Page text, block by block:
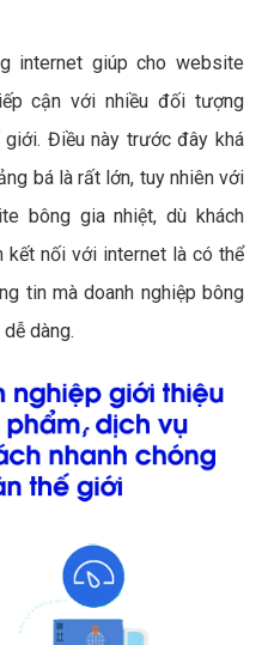
internet giúp cho website
cận với nhiều đối tượng
giới. Điều này trước đây khá
bá là rất lớn, tuy nhiên với
bông gia nhiệt, dù khách
kết nối với internet là có thể
tin mà doanh nghiệp bông
dàng.